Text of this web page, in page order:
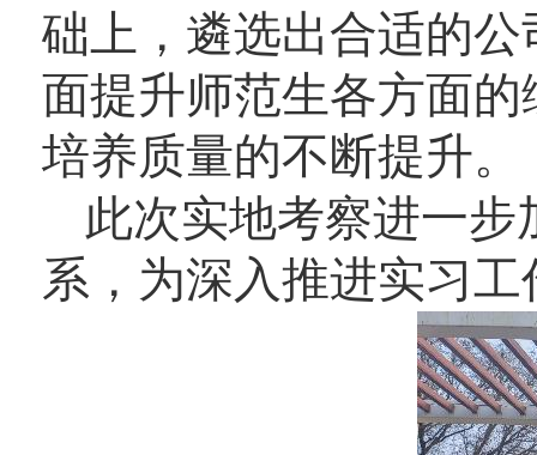
础上，遴选出合适的
面提升师范生各方面
培养质量的不断提升。
此次实地考察进一
系，为深入推进实习